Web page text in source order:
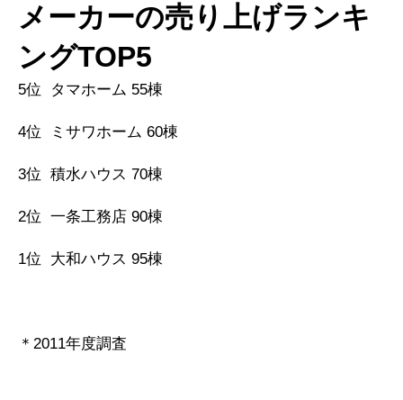
メーカーの売り上げランキ
ングTOP5
5位 タマホーム 55棟
4位 ミサワホーム 60棟
3位 積水ハウス 70棟
2位 一条工務店 90棟
1位 大和ハウス 95棟
＊2011年度調査